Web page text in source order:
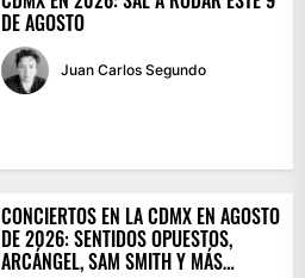
DE AGOSTO
Juan Carlos Segundo
CONCIERTOS EN LA CDMX EN AGOSTO
DE 2026: SENTIDOS OPUESTOS,
ARCÁNGEL, SAM SMITH Y MÁS…